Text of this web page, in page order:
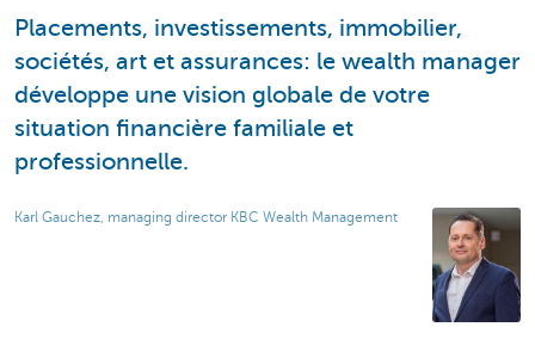
Placements, investissements, immobilier,
sociétés, art et assurances: le wealth manager
développe une vision globale de votre
situation financière familiale et
professionnelle.
Karl Gauchez, managing director KBC Wealth Management